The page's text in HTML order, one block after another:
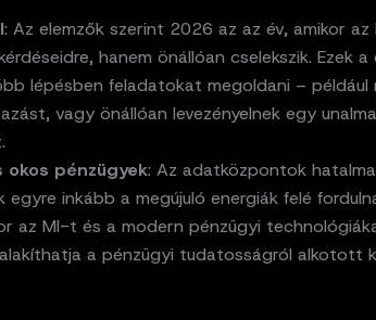
: Az elemzők szerint 2026 az az év, amikor az
hanem önállóan cselekszik. Ezek
lépésben feladatokat megoldani – például
vagy önállóan levezényelnek egy
okos pénzügyek: Az adatközpontok
egyre inkább a megújuló energiák felé
az MI-t és a modern pénzügyi
a pénzügyi tudatosságról alkotott